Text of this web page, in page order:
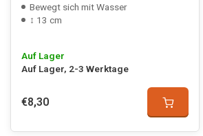
Bewegt sich mit Wasser
↕ 13 cm
Auf Lager
Auf Lager, 2-3 Werktage
€8,30